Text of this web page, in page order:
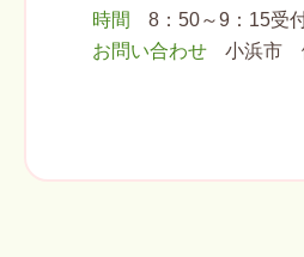
時間
8：50～9：15受
お問い合わせ
小浜市